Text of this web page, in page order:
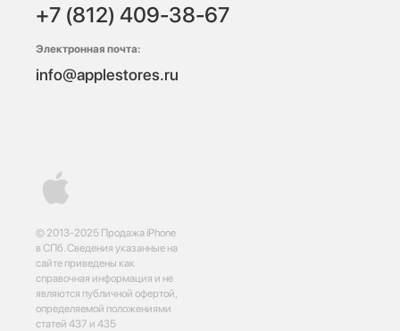
© 2013-2025 Продажа iPhone
в СПб. Сведения указанные на
сайте приведены как
справочная информация и не
являются публичной офертой,
определяемой положениями
статей 437 и 435
+7 (812) 409-38-67
Электронная почта:
info@applestores.ru